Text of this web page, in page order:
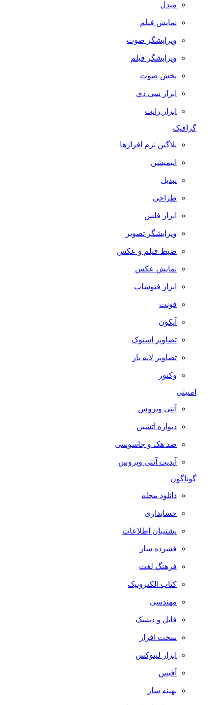
مبدل
نمایش فیلم
ویرایشگر صوت
ویرایشگر فیلم
پخش صوت
ابزار سی دی
ابزار رایت
گرافیک
پلاگین نرم افزارها
انیمیشن
تبدیل
طراحی
ابزار فلش
ویرایشگر تصویر
ضبط فيلم و عكس
نمایش عکس
ابزار فتوشاپ
فونت
آیکون
تصاویر استوک
تصاویر لایه باز
وکتور
امنیتی
آنتی ویروس
دیواره آتشین
ضد هک و جاسوسی
آپدیت آنتی ویروس
گوناگون
دانلود مجله
حسابداری
پشتیبان اطلاعات
فشرده ساز
فرهنگ لغت
کتاب الکترونیک
مهندسی
فایل و دیسک
سخت افزار
ابزار لینوکس
آفیس
بهینه ساز